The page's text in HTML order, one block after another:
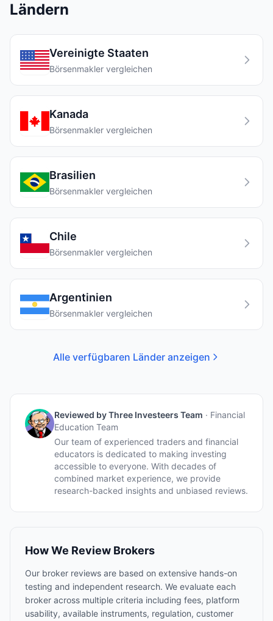
Ländern
Vereinigte Staaten
Börsenmakler vergleichen
Kanada
Börsenmakler vergleichen
Brasilien
Börsenmakler vergleichen
Chile
Börsenmakler vergleichen
Argentinien
Börsenmakler vergleichen
Alle verfügbaren Länder anzeigen
Reviewed byThree Investeers Team · Financial
Education Team
Our team of experienced traders and financial
educators is dedicated to making investing
accessible to everyone. With decades of
combined market experience, we provide
research-backed insights and unbiased reviews.
How We Review Brokers
Our broker reviews are based on extensive hands-on
testing and independent research. We evaluate each
broker across multiple criteria including fees, platform
usability, available instruments, regulation, customer